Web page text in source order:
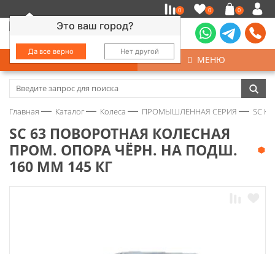
Это ваш город?
Да все верно Нет другой
0 0 0
КАТАЛОГ МЕНЮ
Замочно-скобяные изделия
Колеса
Главная Каталог Колеса ПРОМЫШЛЕННАЯ СЕРИЯ SС
SС 63 ПОВОРОТНАЯ КОЛЕСНАЯ
ПРОМ. ОПОРА ЧЁРН. НА ПОДШ.
160 ММ 145 КГ